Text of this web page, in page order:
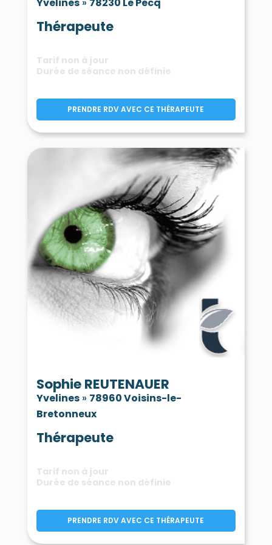
Thérapeute
Tarif non à jour
Durée de séance non définie
PRENDRE RDV AVEC CE THÉRAPEUTE
Sophie REUTENAUER
Yvelines» 78960 Voisins-le-
Bretonneux
Thérapeute
Tarif non à jour
Durée de séance non définie
PRENDRE RDV AVEC CE THÉRAPEUTE